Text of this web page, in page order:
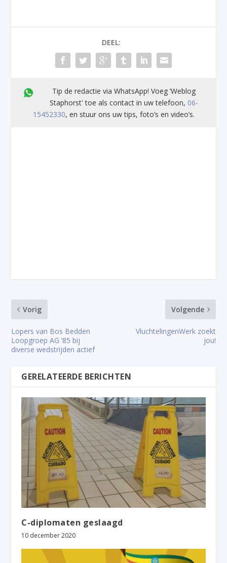
DEEL:
Tip de redactie via WhatsApp! Voeg ’Weblog
Staphorst' toe als contact in uw telefoon, 06-
15452330, en stuur ons uw tips, foto’s en video’s.
Vorig
Lopers van Bos Bedden
Loopgroep AG ’85 bij
diverse wedstrijden actief
Volgende
VluchtelingenWerk zoekt
jou!
GERELATEERDE BERICHTEN
C-diplomaten geslaagd
10 december 2020